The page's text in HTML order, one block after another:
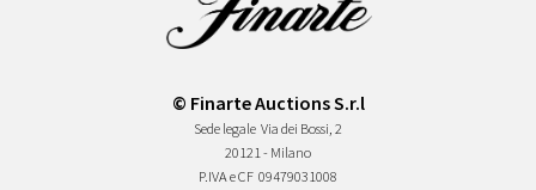
© Finarte Auctions S.r.l
Sede legale Via dei Bossi, 2
20121 - Milano
P.IVA e CF 09479031008